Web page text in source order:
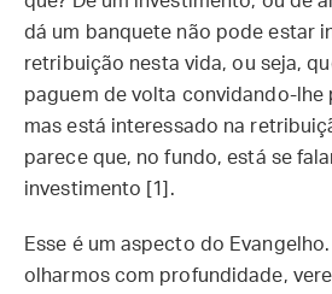
dá um banquete não pode estar
retribuição nesta vida, ou seja,
paguem de volta convidando-lhe
mas está interessado na
parece que, no fundo, está se
investimento [1].
Esse é um aspecto do
olharmos com profundidade,